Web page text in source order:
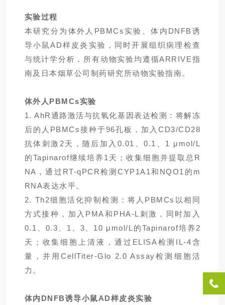
实验过程
本研究分为体外人PBMCs实验、体内DNFB诱
导小鼠AD样皮炎实验，同时开展组织病理检查
与统计学分析，所有动物实验均遵循ARRIVE指
南及日本烟草公司制药研究所动物实验指南。
体外人PBMCs实验
1. AhR通路激活与抗氧化基因表达检测：将解冻
后的人PBMCs接种于96孔板，加入CD3/CD28
抗体刺激2天，随后加入0.01、0.1、1 μmol/L
的Tapinarof继续培养1天；收集细胞并提取总R
NA，通过RT-qPCR检测CYP1A1和NQO1的m
RNA表达水平。
2. Th2细胞活化抑制检测：将人PBMCs以相同
方式接种，加入PMA和PHA-L刺激，同时加入
0.1、0.3、1、3、10 μmol/L的Tapinarof培养2
天；收集细胞上清液，通过ELISA检测IL-4含
量，并用CellTiter-Glo 2.0 Assay检测细胞活
力。
体内DNFB诱导小鼠AD样皮炎实验